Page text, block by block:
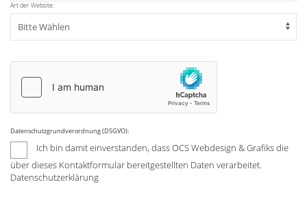
Art der Website:
Datenschutzgrundverordnung (DSGVO):
Ich bin damit einverstanden, dass OCS Webdesign & Grafiks die
über dieses Kontaktformular bereitgestellten Daten verarbeitet.
Datenschutzerklärung